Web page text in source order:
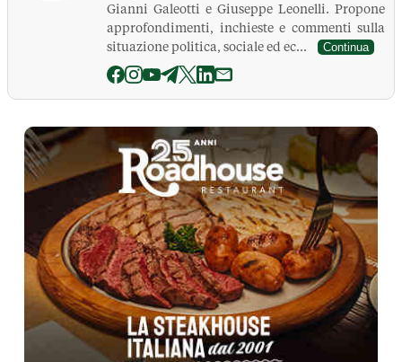
Gianni Galeotti e Giuseppe Leonelli. Propone
approfondimenti, inchieste e commenti sulla
situazione politica, sociale ed ec...
Continua
La Pressa